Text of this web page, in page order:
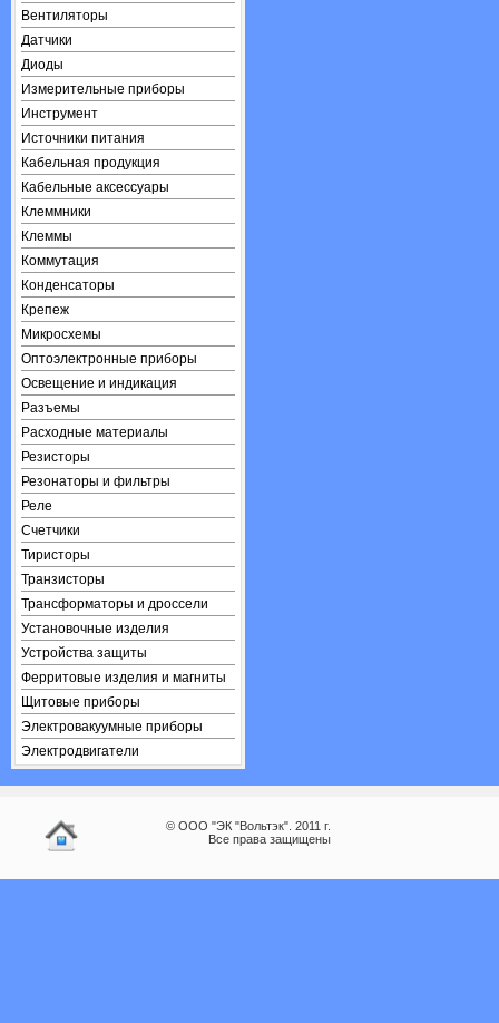
Вентиляторы
Датчики
Диоды
Измерительные приборы
Инструмент
Источники питания
Кабельная продукция
Кабельные аксессуары
Клеммники
Клеммы
Коммутация
Конденсаторы
Крепеж
Микросхемы
Оптоэлектронные приборы
Освещение и индикация
Разъемы
Расходные материалы
Резисторы
Резонаторы и фильтры
Реле
Счетчики
Тиристоры
Транзисторы
Трансформаторы и дроссели
Установочные изделия
Устройства защиты
Ферритовые изделия и магниты
Щитовые приборы
Электровакуумные приборы
Электродвигатели
© ООО "ЭК "Вольтэк". 2011 г.
Все права защищены